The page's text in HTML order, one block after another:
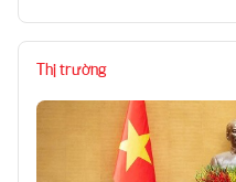
Thị trường